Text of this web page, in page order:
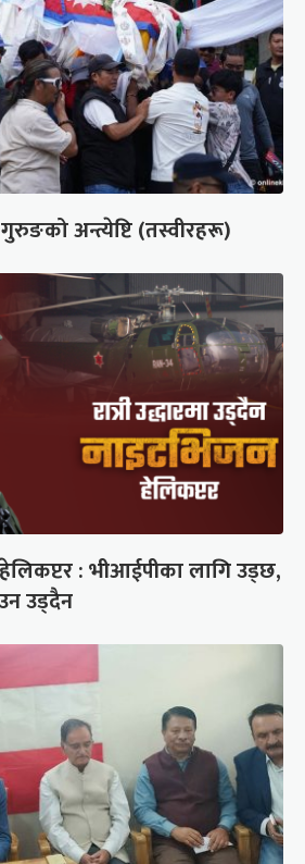
गुरुङको अन्त्येष्टि (तस्वीरहरू)
: भीआईपीका लागि उड्छ,
उड्दैन